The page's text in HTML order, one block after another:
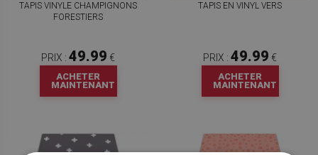
TAPIS VINYLE CHAMPIGNONS
FORESTIERS
PRIX : 49.99 €
ACHETER
MAINTENANT
TAPIS EN VINYL VERS
PRIX : 49.99 €
ACHETER
MAINTENANT